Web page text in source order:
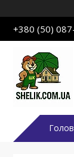
+380 (50)